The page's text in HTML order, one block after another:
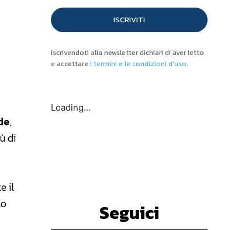
,
di
il
ISCRIVITI
Iscrivendoti alla newsletter dichiari di aver letto
e accettare i termini e le condizioni d'uso.
Loading...
Seguici